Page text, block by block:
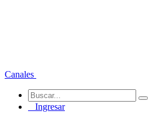
Canales
Ingresar